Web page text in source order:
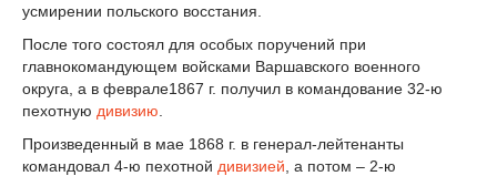
усмирении польского восстания.
После того состоял для особых поручений при
главнокомандующем войсками Варшавского военного
округа, а в феврале1867 г. получил в командование 32-ю
пехотную дивизию
Произведенный в мае 1868 г. в генерал-лейтенанты
командовал 4-ю пехотной дивизией , а потом – 2-ю